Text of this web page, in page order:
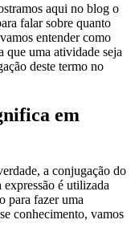
aqui no blog o
falar sobre quanto
entender como
que uma atividade seja
deste termo no
em
a conjugação do
expressão é utilizada
para fazer uma
conhecimento, vamos